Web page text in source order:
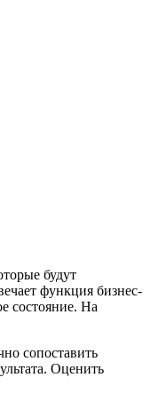
будут
функция бизнес-
состояние. На
сопоставить
Оценить